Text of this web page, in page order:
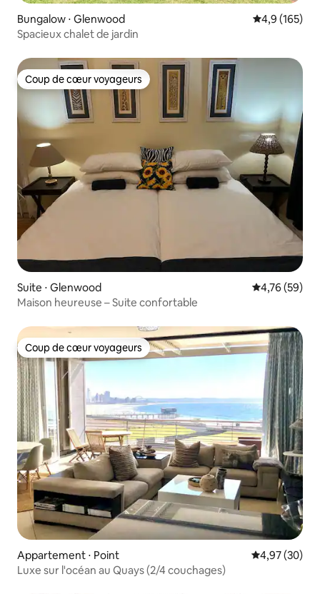
Bungalow ⋅ Glenwood Évaluation
4,9 (165)
Spacieux chalet de jardin
Coup de cœur voyageurs
Coup de cœur voyageurs
Suite ⋅ Glenwood Évaluation
4,76 (59)
Maison heureuse – Suite confortable
Coup de cœur voyageurs
Coup de cœur voyageurs
Appartement ⋅ Point Évaluation
4,97 (30)
Luxe sur l'océan au Quays (2/4 couchages)